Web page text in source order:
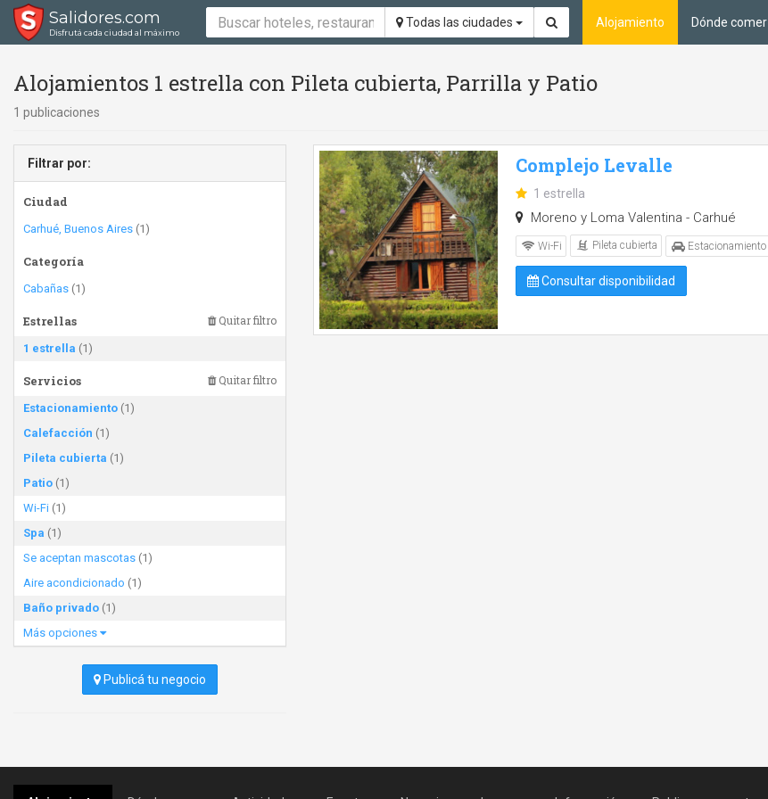
Salidores.com
Disfrutá cada ciudad al máximo
Todas las ciudades Alojamiento Dónde comer
Alojamientos 1 estrella con Pileta cubierta, Parrilla y Patio
1 publicaciones
Filtrar por:
Ciudad
Carhué, Buenos Aires (1)
Categoría
Cabañas (1)
Estrellas Quitar filtro
1 estrella (1)
Servicios Quitar filtro
Estacionamiento (1)
Calefacción (1)
Pileta cubierta (1)
Patio (1)
Wi-Fi (1)
Spa (1)
Se aceptan mascotas (1)
Aire acondicionado (1)
Baño privado (1)
Más opciones
Publicá tu negocio
Complejo Levalle
1 estrella
Moreno y Loma Valentina - Carhué
Wi-Fi Pileta cubierta Estacionamiento
Consultar disponibilidad